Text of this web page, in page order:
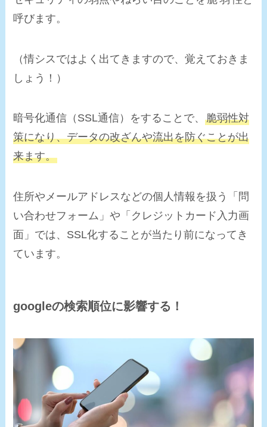
呼びます。
（情シスではよく出てきますので、覚えておきま
しょう！）
暗号化通信（SSL通信）をすることで、脆弱性対
策になり、データの改ざんや流出を防ぐことが出
来ます。
住所やメールアドレスなどの個人情報を扱う「問
い合わせフォーム」や「クレジットカード入力画
面」では、SSL化することが当たり前になってき
ています。
googleの検索順位に影響する！